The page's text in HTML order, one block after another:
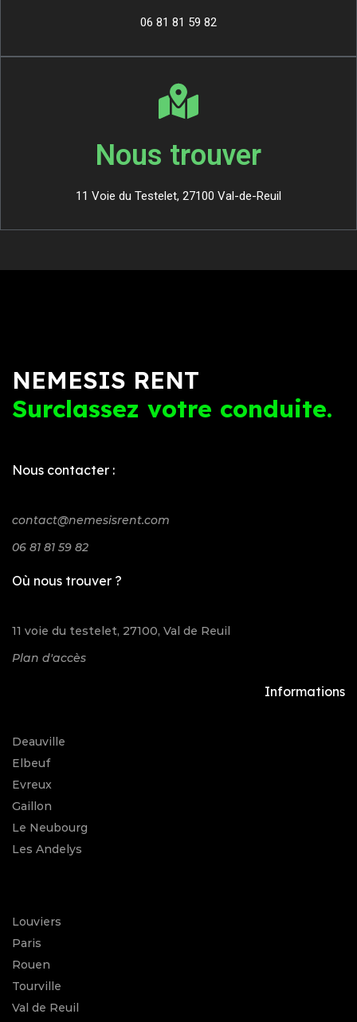
06 81 81 59 82
Nous trouver
11 Voie du Testelet, 27100 Val-de-Reuil
NEMESIS RENT
Surclassez votre conduite.
Nous contacter :
contact@nemesisrent.com
06 81 81 59 82
Où nous trouver ?
11 voie du testelet, 27100, Val de Reuil
Plan d'accès
Informations
Deauville
Elbeuf
Evreux
Gaillon
Le Neubourg
Les Andelys
Louviers
Paris
Rouen
Tourville
Val de Reuil